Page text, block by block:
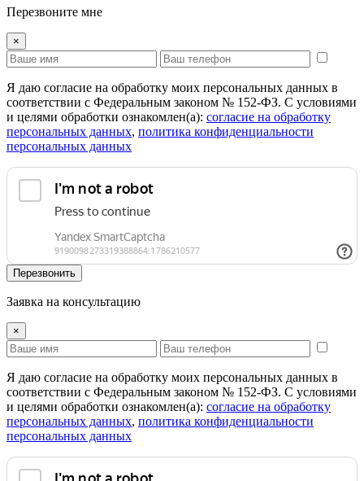
Перезвоните мне
×
Я даю согласие на обработку моих персональных данных в
соответствии с Федеральным законом № 152-ФЗ. С условиями
и целями обработки ознакомлен(а): cогласие на обработку
персональных данных, политика конфиденциальности
персональных данных
Перезвонить
Заявка на консультацию
×
Я даю согласие на обработку моих персональных данных в
соответствии с Федеральным законом № 152-ФЗ. С условиями
и целями обработки ознакомлен(а): cогласие на обработку
персональных данных, политика конфиденциальности
персональных данных